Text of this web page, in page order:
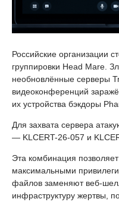
Российские организации
группировки Head Mare.
необновлённые серверы
видеоконференций
их устройства бэкдоры
Для захвата сервера
— KLCERT-26-057 и
Эта комбинация
максимальными
файлов заменяют веб-
инфраструктуру жертвы,